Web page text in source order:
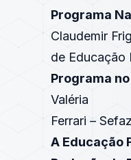
Programa
Claudemir
de Educação
Programa
Valéria
Ferrari –
A Educação